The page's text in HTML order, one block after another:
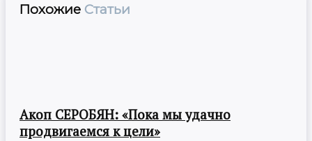
Похожие Статьи
Акоп СЕРОБЯН: «Пока мы удачно
продвигаемся к цели»